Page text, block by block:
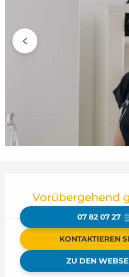
Vorübergehend
07 82 07 27
KONTAKTIEREN
ZU DEN